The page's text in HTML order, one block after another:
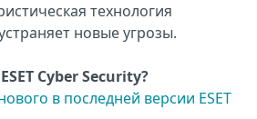
технология
новые угрозы.
Cyber Security?
в последней версии ESET